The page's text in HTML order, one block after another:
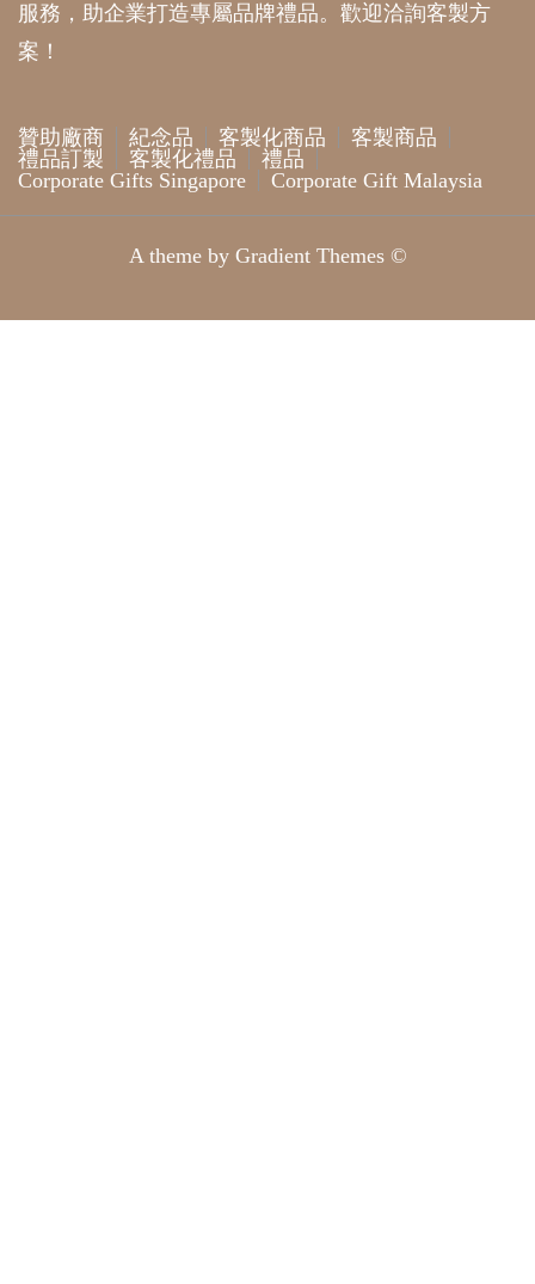
服務，助企業打造專屬品牌禮品。歡迎洽詢客製方
案！
贊助廠商 紀念品 客製化商品
客製商品
禮品訂製
客製化禮品
禮品
Corporate Gifts Singapore
Corporate Gift Malaysia
A theme by Gradient Themes ©